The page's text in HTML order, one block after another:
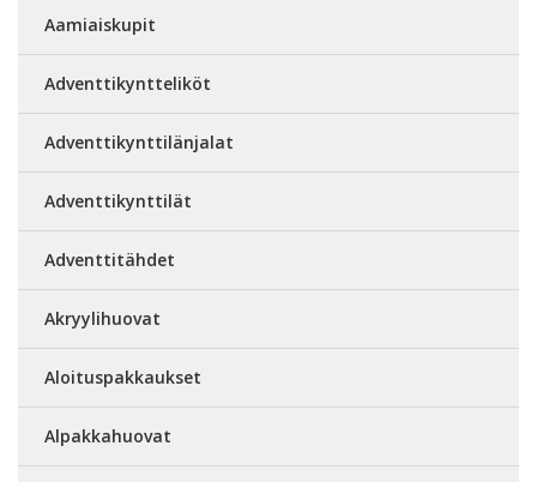
Aamiaiskupit
Adventtikyntteliköt
Adventtikynttilänjalat
Adventtikynttilät
Adventtitähdet
Akryylihuovat
Aloituspakkaukset
Alpakkahuovat